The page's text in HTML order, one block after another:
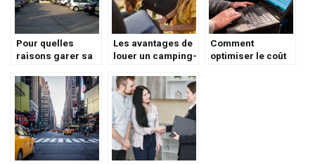
Pour quelles
raisons garer sa
parking sécurisé
?
Les avantages de
louer un camping-
vacances bien
organisées en
famille
Comment
optimiser le coût